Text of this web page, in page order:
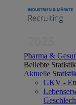
Pharma &
Beliebte
Aktuelle
GKV -